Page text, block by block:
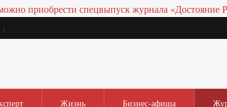
Жизнь Бизнес-афиша